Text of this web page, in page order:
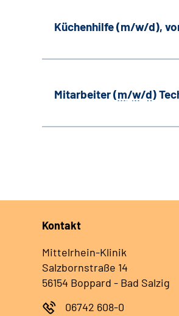
Küchenhilfe (m/w/d),
Mitarbeiter (m/w/d)
Kontakt
Mittelrhein-Klinik
Salzbornstraße 14
56154 Boppard - Bad Salzig
06742 608-0